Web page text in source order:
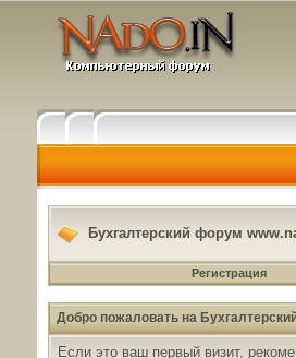
Бухгалтерский форум
Регистрация
Добро пожаловать на
Если это ваш первый визит,